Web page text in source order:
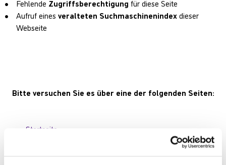
Fehlende Zugriffsberechtigung für diese Seite
Aufruf eines veralteten Suchmaschinenindexdieser
Webseite
Bitte versuchen Sie es über eine der folgenden Seiten:
Startseite